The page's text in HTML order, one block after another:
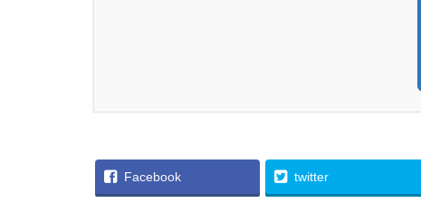
Facebook twitter